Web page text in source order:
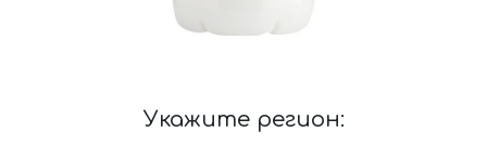
Укажите регион: